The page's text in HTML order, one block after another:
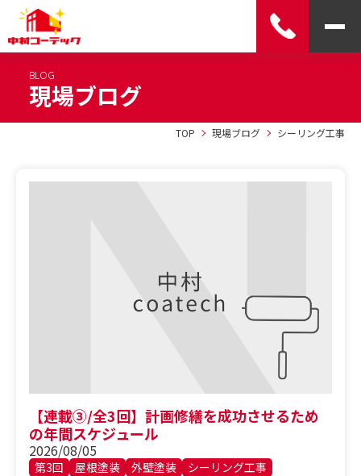
BLOG
現場ブログ
TOP 現場ブログ シーリング工事
【連載③/全3回】計画修繕を成功させるため
の年間スケジュール
2026/08/05
第3回 屋根塗装 外壁塗装
シーリング工事